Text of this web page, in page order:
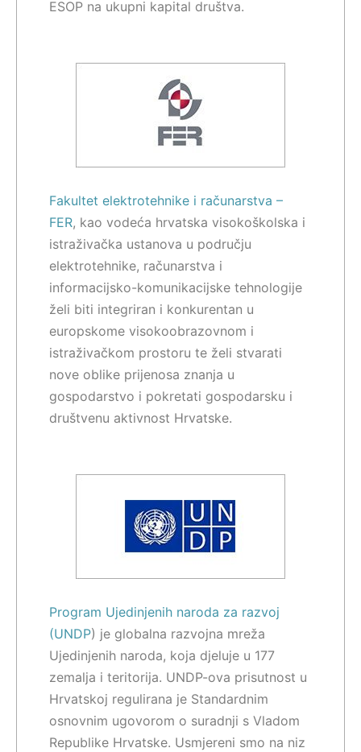
ESOP na ukupni kapital društva.
Fakultet elektrotehnike i računarstva –
FER, kao vodeća hrvatska visokoškolska i
istraživačka ustanova u području
elektrotehnike, računarstva i
informacijsko-komunikacijske tehnologije
želi biti integriran i konkurentan u
europskome visokoobrazovnom i
istraživačkom prostoru te želi stvarati
nove oblike prijenosa znanja u
gospodarstvo i pokretati gospodarsku i
društvenu aktivnost Hrvatske.
Program Ujedinjenih naroda za razvoj
(UNDP) je globalna razvojna mreža
Ujedinjenih naroda, koja djeluje u 177
zemalja i teritorija. UNDP-ova prisutnost u
Hrvatskoj regulirana je Standardnim
osnovnim ugovorom o suradnji s Vladom
Republike Hrvatske. Usmjereni smo na niz